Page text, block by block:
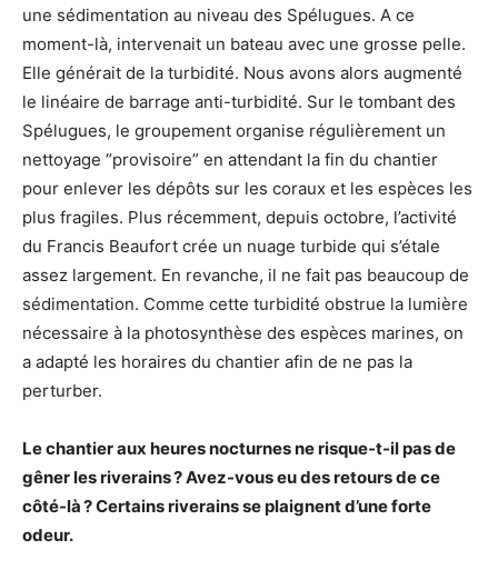
une sédimentation au niveau des Spélugues. A ce
moment-là, intervenait un bateau avec une grosse pelle.
Elle générait de la turbidité. Nous avons alors augmenté
le linéaire de barrage anti-turbidité. Sur le tombant des
Spélugues, le groupement organise régulièrement un
nettoyage “provisoire” en attendant la fin du chantier
pour enlever les dépôts sur les coraux et les espèces les
plus fragiles. Plus récemment, depuis octobre, l’activité
du Francis Beaufort crée un nuage turbide qui s’étale
assez largement. En revanche, il ne fait pas beaucoup de
sédimentation. Comme cette turbidité obstrue la lumière
nécessaire à la photosynthèse des espèces marines, on
a adapté les horaires du chantier afin de ne pas la
perturber.
Le chantier aux heures nocturnes ne risque-t-il pas de
gêner les riverains ? Avez-vous eu des retours de ce
côté-là ? Certains riverains se plaignent d’une forte
odeur.